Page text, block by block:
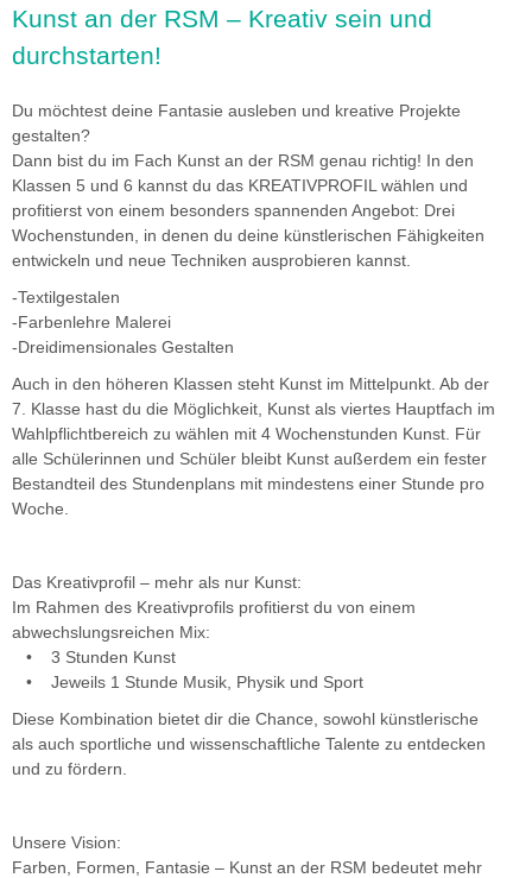
imageshow3.jpg
Kunst an der RSM – Kreativ sein und
durchstarten!
Du möchtest deine Fantasie ausleben und kreative Projekte
gestalten?
Dann bist du im Fach Kunst an der RSM genau richtig! In den
Klassen 5 und 6 kannst du das KREATIVPROFIL wählen und
profitierst von einem besonders spannenden Angebot: Drei
Wochenstunden, in denen du deine künstlerischen Fähigkeiten
entwickeln und neue Techniken ausprobieren kannst.
-Textilgestalen
-Farbenlehre Malerei
-Dreidimensionales Gestalten
Auch in den höheren Klassen steht Kunst im Mittelpunkt. Ab der
7. Klasse hast du die Möglichkeit, Kunst als viertes Hauptfach im
Wahlpflichtbereich zu wählen mit 4 Wochenstunden Kunst. Für
alle Schülerinnen und Schüler bleibt Kunst außerdem ein fester
Bestandteil des Stundenplans mit mindestens einer Stunde pro
Woche.
Das Kreativprofil – mehr als nur Kunst:
Im Rahmen des Kreativprofils profitierst du von einem
abwechslungsreichen Mix:
• 3 Stunden Kunst
• Jeweils 1 Stunde Musik, Physik und Sport
Diese Kombination bietet dir die Chance, sowohl künstlerische
als auch sportliche und wissenschaftliche Talente zu entdecken
und zu fördern.
Unsere Vision:
Farben, Formen, Fantasie – Kunst an der RSM bedeutet mehr